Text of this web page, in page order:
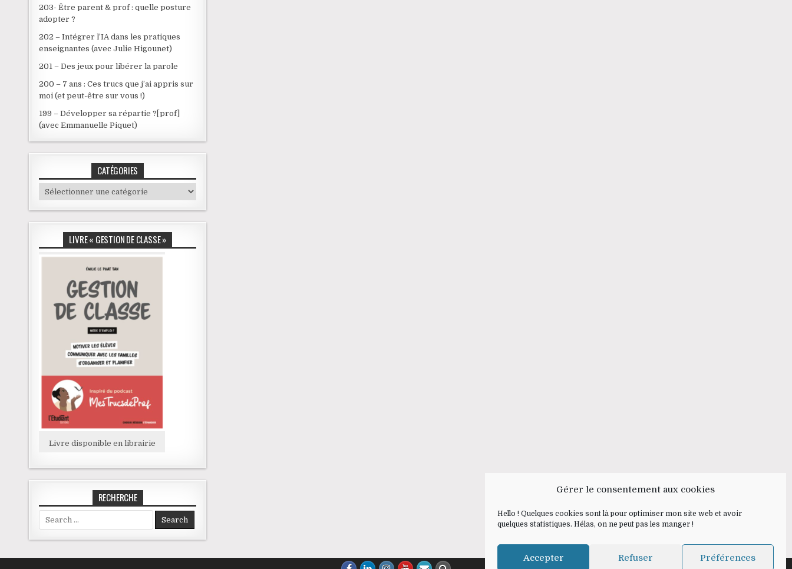
Gérer le consentement aux cookies
Hello ! Quelques cookies sont là pour optimiser mon site web et avoir
quelques statistiques. Hélas, on ne peut pas les manger !
Accepter Refuser Préférences
203- Être parent & prof : quelle posture
adopter ?
202 – Intégrer l’IA dans les pratiques
enseignantes (avec Julie Higounet)
201 – Des jeux pour libérer la parole
200 – 7 ans : Ces trucs que j’ai appris sur
moi (et peut-être sur vous !)
199 – Développer sa répartie ?[prof]
(avec Emmanuelle Piquet)
CATÉGORIES
Catégories
LIVRE « GESTION DE CLASSE »
Livre disponible en librairie
RECHERCHE
Search for: